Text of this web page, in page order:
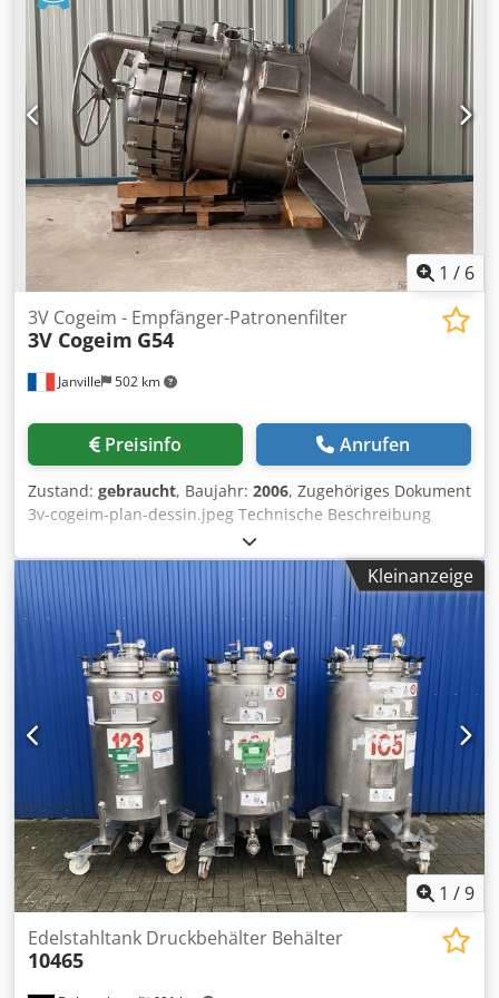
Maschinenrichtlinien (Richtlinie 2006/42/EG), den EC-
Normen und EU-Sicherheitsbestimmungen gefertigt.
Weiterhin übertreffen unsere Pressen die kanadischen
und Europäischen Sicherheitsanforderungen, da Sie in
allen Punkten der nationalen brasilianischen
Sicherheitsrichtlinie NR 12 entsprechen, welche auf diesen
aufbaut. Unsere große Stärke ist der Sondermaschinenbau
und die Pressenautomatisierung. Wir vertreiben
maßgeschneiderte Hydraulik-Pressen zu überraschend
günstigen Preisen. Für die Hydraulik der Pressen werden
überwiegend Komponenten führender Europäischer
Hersteller verbaut.
und/oder Dampf Mischgeschwindigkeit: 705 U/min
Vakuum- und druckdichter Deckel: -1 / +1 bar Maximale
Temperatur: 140 °C Durchmesser der Einfüllöffnung:
DN200 Behälter: Gesamtvolumen: 700 l Nutzvolumen: 500 l
Volumen bis zum Behälterrand: 615 l Druck: -1 / 3 bar
Temperatur: 130 °C Empfohlene Größe des Ablassventils:
DN40 Doppelmantel: Volumen: 68 l Druck: 6 bar
Temperatur: 160 °C Isolierstärke: 45 mm Gewicht: 1520 kg
Kann mit folgender Ausrüstung kombiniert werden: /
Technische Dokumentation ist verfügbar.
1 / 6
Janville 502 km
3V Cogeim - Empfänger-Patronenfilter
3V Cogeim G54
Preisinfo Anrufen
Zustand: gebraucht, Baujahr: 2006, Zugehöriges Dokument
3v-cogeim-plan-dessin.jpeg Technische Beschreibung
Edelstahl 316L Geschlossenes Patronenfilter Betriebsdruck:
-1 / +6 bar Betriebstemperatur: -10 / +140 °C
Fassungsvermögen: 1130 l ATEX-Einheit: Ex II 2G IIB
Ausstattung des Geräts: Anschluss für Füllstandsanzeige
Waschdüsen x 16 Waschkugeln x 2 Dsdjx R Amzjpfx Akhjwa
Obere Luftwaschdüsen mit Novaseptic-Ventilmembran X3
Fenster x 2 Filterpatronen 5 μm x 12
Kleinanzeige
1 /9
Edelstahltank Druckbehälter Behälter
10465